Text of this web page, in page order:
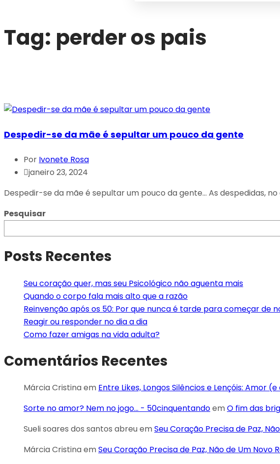
Tag: perder os pais
Despedir-se da mãe é sepultar um pouco da gente
Por Ivonete Rosa
janeiro 23, 2024
Despedir-se da mãe é sepultar um pouco da gente... As despedidas,
Pesquisar
Posts Recentes
Seu coração quer, mas seu Psicológico não aguenta mais
Quando o corpo fala mais alto que a razão
Reinvenção após os 50: Por que nunca é tarde para começar de
Reagir ou responder no dia a dia
Como fazer amigas na vida adulta?
Comentários Recentes
Márcia Cristinaem Entre Likes, Longos Silêncios e Lençóis: Amor
Sorte no amor? Nem no jogo... - 50cinquentandoemO fim das
Sueli soares dos santos abreuemSeu Coração Precisa de Paz,
Márcia CristinaemSeu Coração Precisa de Paz, Não de Um Novo